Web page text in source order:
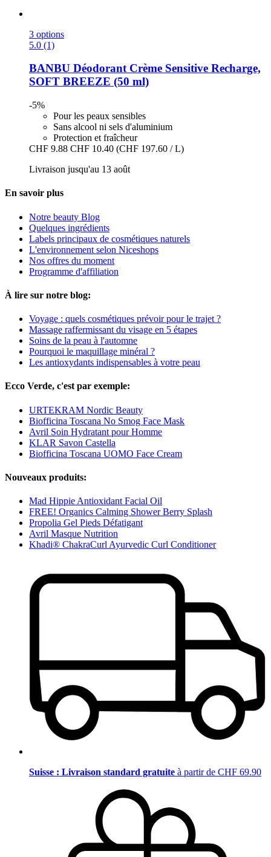
3 options
5.0 (1)
BANBU Déodorant Crème Sensitive Recharge,
SOFT BREEZE (50 ml)
-5%
Pour les peaux sensibles
Sans alcool ni sels d'aluminium
Protection et fraîcheur
CHF 9.88 CHF 10.40 (CHF 197.60 / L)
Livraison jusqu'au 13 août
En savoir plus
Notre beauty Blog
Quelques ingrédients
Labels principaux de cosmétiques naturels
L'environnement selon Niceshops
Nos offres du moment
Programme d'affiliation
À lire sur notre blog:
Voyage : quels cosmétiques prévoir pour le trajet ?
Massage raffermissant du visage en 5 étapes
Soins de la peau à l'automne
Pourquoi le maquillage minéral ?
Les antioxydants indispensables à votre peau
Ecco Verde, c'est par exemple:
URTEKRAM Nordic Beauty
Biofficina Toscana No Smog Face Mask
Avril Soin Hydratant pour Homme
KLAR Savon Castella
Biofficina Toscana UOMO Face Cream
Nouveaux produits:
Mad Hippie Antioxidant Facial Oil
FREE! Organics Calming Shower Berry Splash
Propolia Gel Pieds Défatigant
Avril Masque Nutrition
Khadi® ChakraCurl Ayurvedic Curl Conditioner
Suisse : Livraison standard gratuite à partir de CHF 69.90